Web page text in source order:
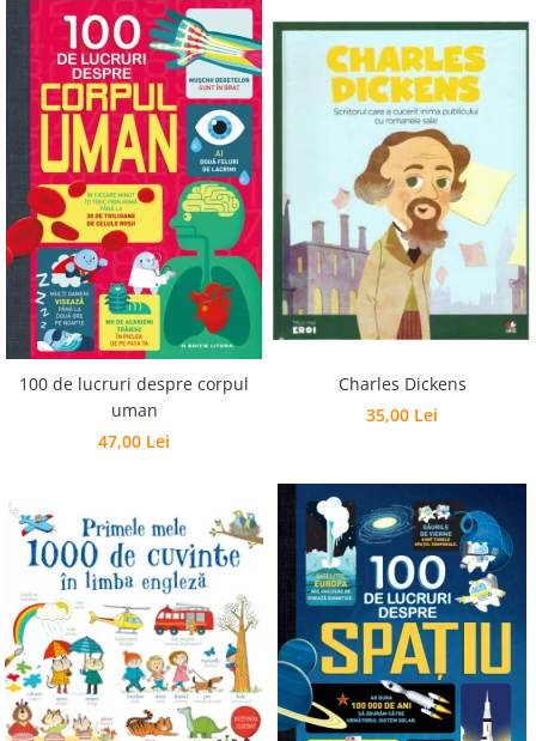
Editura Vellant
Editura Verba
100 de lucruri despre corpul
uman
47,00 Lei
Charles Dickens
35,00 Lei